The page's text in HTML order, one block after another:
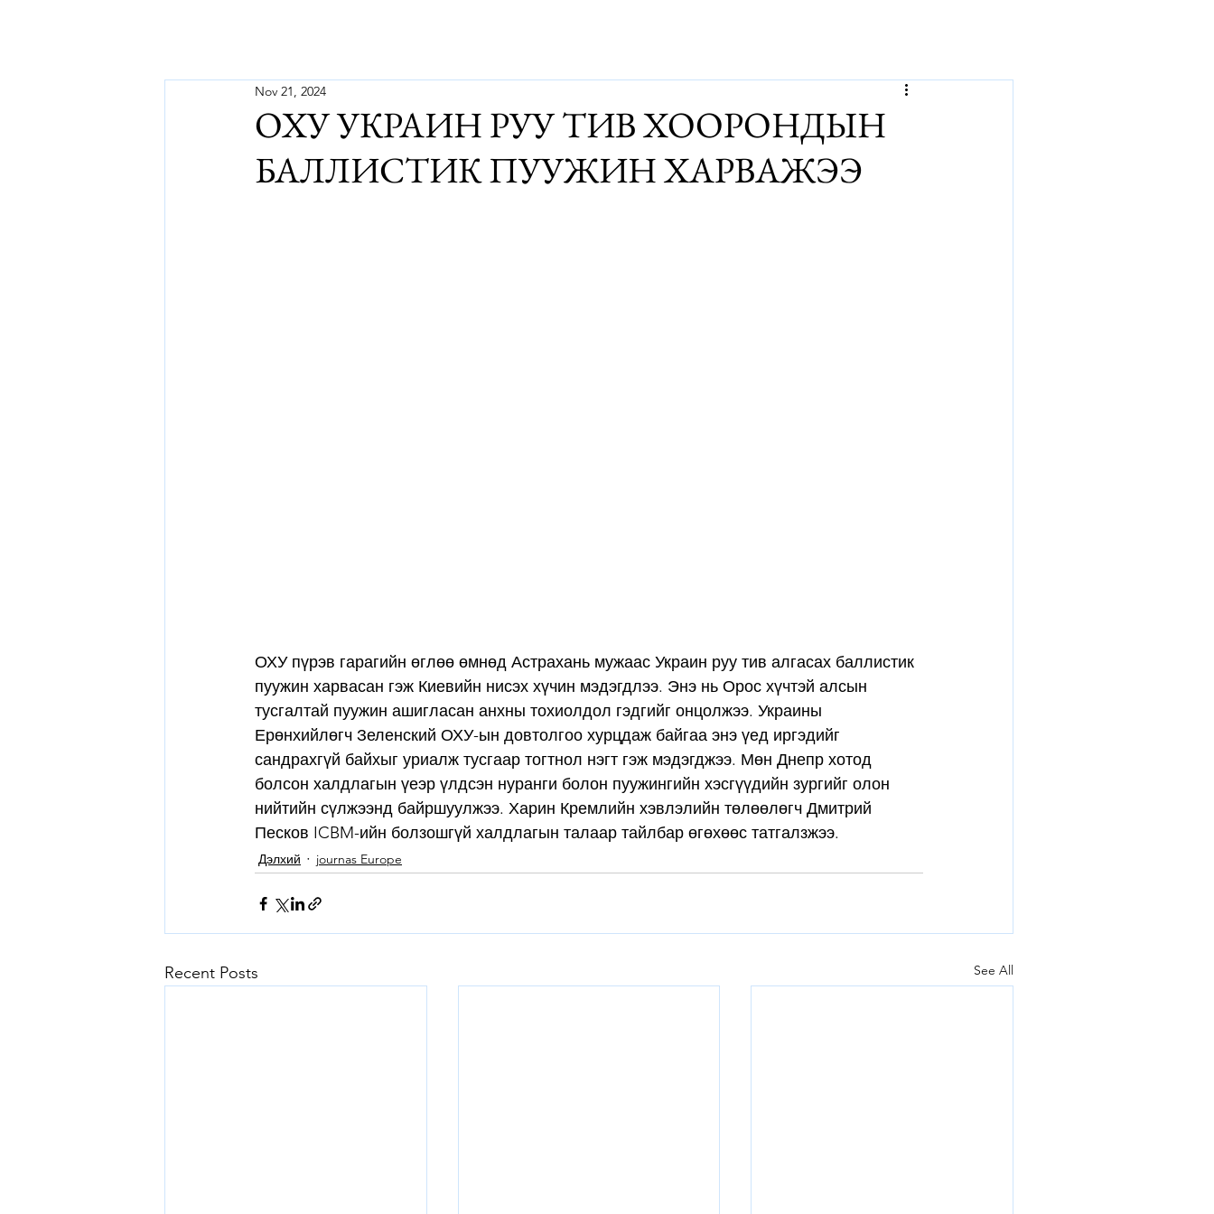
ОХУ УКРАИН РУУ ТИВ ХООРОНДЫН
БАЛЛИСТИК ПУУЖИН ХАРВАЖЭЭ
Nov 21, 2024
ОХУ пүрэв гарагийн өглөө өмнөд Астрахань мужаас Украин руу тив алгасах баллистик
пуужин харвасан гэж Киевийн нисэх хүчин мэдэгдлээ. Энэ нь Орос хүчтэй алсын
тусгалтай пуужин ашигласан анхны тохиолдол гэдгийг онцолжээ. Украины
Ерөнхийлөгч Зеленский ОХУ-ын довтолгоо хурцдаж байгаа энэ үед иргэдийг
сандрахгүй байхыг уриалж тусгаар тогтнол нэгт гэж мэдэгджээ. Мөн Днепр хотод
болсон халдлагын үеэр үлдсэн нуранги болон пуужингийн хэсгүүдийн зургийг олон
нийтийн сүлжээнд байршуулжээ. Харин Кремлийн хэвлэлийн төлөөлөгч Дмитрий
Песков ICBM-ийн болзошгүй халдлагын талаар тайлбар өгөхөөс татгалзжээ.
Дэлхий journas Europe
Recent Posts See All